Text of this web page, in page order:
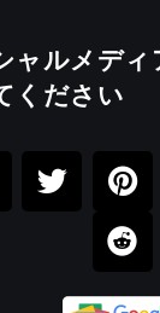
ャルメディ
ください